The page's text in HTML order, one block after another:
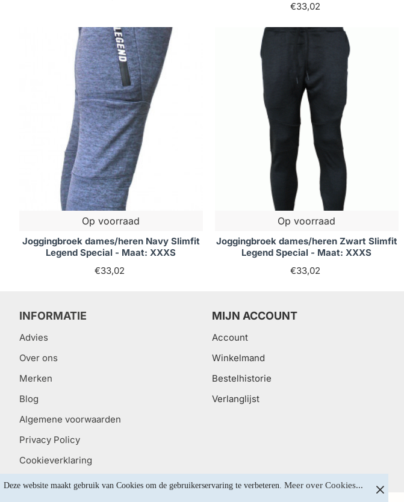
Deze website maakt gebruik van Cookies om de gebruikerservaring te verbeteren. Meer over Cookies...
€33,02
Op voorraad
Joggingbroek dames/heren Navy Slimfit
Legend Special - Maat: XXXS
€33,02
Op voorraad
Joggingbroek dames/heren Zwart Slimfit
Legend Special - Maat: XXXS
€33,02
INFORMATIE
Advies
Over ons
Merken
Blog
Algemene voorwaarden
Privacy Policy
Cookieverklaring
MIJN ACCOUNT
Account
Winkelmand
Bestelhistorie
Verlanglijst